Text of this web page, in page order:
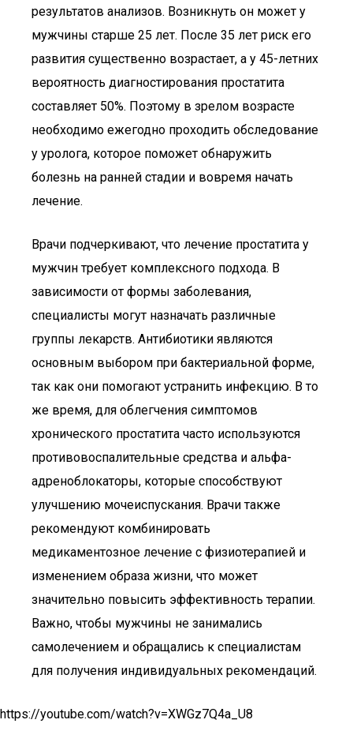
результатов анализов. Возникнуть он может у
мужчины старше 25 лет. После 35 лет риск его
развития существенно возрастает, а у 45-летних
вероятность диагностирования простатита
составляет 50%. Поэтому в зрелом возрасте
необходимо ежегодно проходить обследование
у уролога, которое поможет обнаружить
болезнь на ранней стадии и вовремя начать
лечение.
Врачи подчеркивают, что лечение простатита у
мужчин требует комплексного подхода. В
зависимости от формы заболевания,
специалисты могут назначать различные
группы лекарств. Антибиотики являются
основным выбором при бактериальной форме,
так как они помогают устранить инфекцию. В то
же время, для облегчения симптомов
хронического простатита часто используются
противовоспалительные средства и альфа-
адреноблокаторы, которые способствуют
улучшению мочеиспускания. Врачи также
рекомендуют комбинировать
медикаментозное лечение с физиотерапией и
изменением образа жизни, что может
значительно повысить эффективность терапии.
Важно, чтобы мужчины не занимались
самолечением и обращались к специалистам
для получения индивидуальных рекомендаций.
https://youtube.com/watch?v=XWGz7Q4a_U8